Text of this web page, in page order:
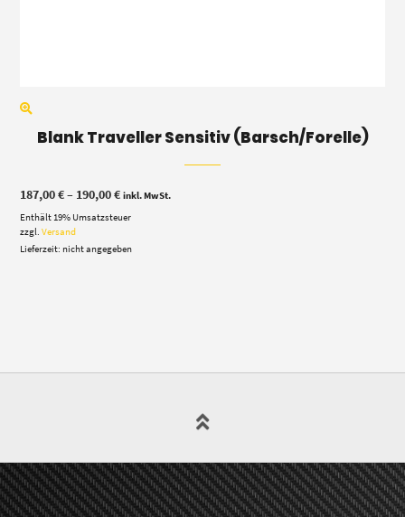
Blank Traveller Sensitiv (Barsch/Forelle)
187,00€– 190,00€Preisspanne:
bis
inkl. MwSt.
Enthält 19% Umsatzsteuer
zzgl.Versand
Lieferzeit: nicht angegeben